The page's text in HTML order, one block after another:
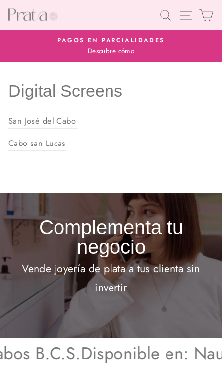
directamente
Buscar
diapositivas
PAGOS EN PARCIALIDADES
Descubre cómo
Digital Screens
San José del Cabo
Cabo san Lucas
Complementa tu
negocio
Vende joyería de plata a tus clienta sin
invertir
B.C.S.Disponible en: